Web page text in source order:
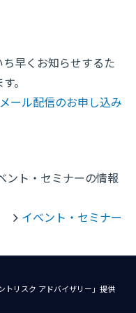
早くお知らせするた
。
メール配信のお申し込み
ント・セミナーの情報
イベント・セミナー
トリスク アドバイザリー」提供